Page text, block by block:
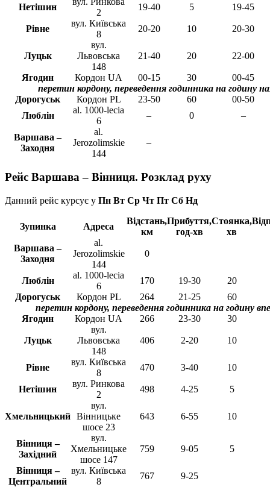
Нетішин
2
19-40 5 19-45
Рівне
вул. Київська
8
20-20 10 20-30
Луцьк
вул.
Львовська
148
21-40 20 22-00
Ягодин Кордон UA 00-15 30
00-45
перетин кордону, переведення годинника на годину
Дорогуськ
Кордон PL 23-50 60
00-50
Люблін
al. 1000-lecia
6
– 0 –
Варшава –
Заходня
al.
Jerozolimskie
144
–
Рейс Варшава – Вінниця. Розклад руху
Данний рейс курсує у Пн Вт Ср Чт Пт Сб Нд
Зупинка Адреса
Відстань,
км
Прибуття,
год-хв
Стоянка,
хв
Варшава –
Заходня
al.
Jerozolimskie
144
0
Люблін
al. 1000-lecia
6
170 19-30
20
Дорогуськ
Кордон PL 264 21-25
60
перетин кордону, переведення годинника на годину
Ягодин
Кордон UA 266 23-30 30
Луцьк
вул.
Львовська
148
406 2-20 10
Рівне
вул. Київська
8
470 3-40 10
Нетішин
вул. Ринкова
2
498 4-25 5
Хмельницький
вул.
Вінницьке
шосе 23
643 6-55 10
Вінниця –
Західний
вул.
Хмельницьке
шосе 147
759 9-05 5
Вінниця –
Центральний
вул. Київська
8
767 9-25